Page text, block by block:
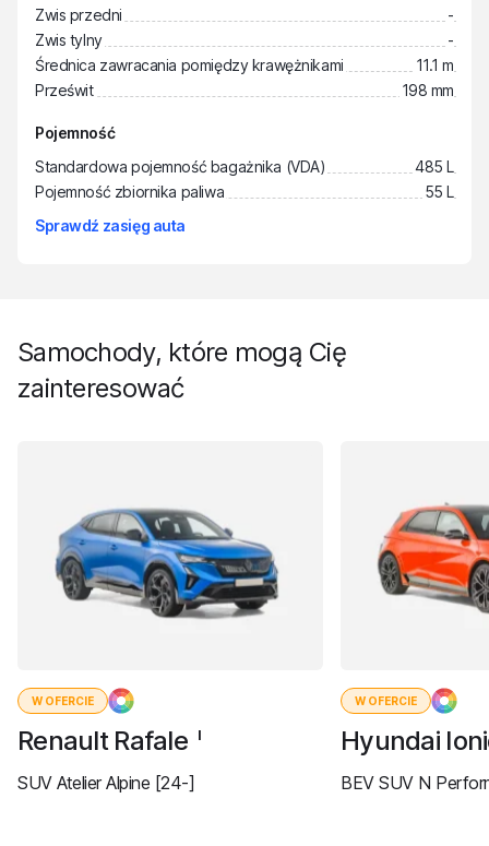
Zwis przedni
-
Zwis tylny
-
Średnica zawracania pomiędzy krawężnikami
11.1 m
Prześwit
198 mm
Pojemność
Standardowa pojemność bagażnika (VDA)
485 L
Pojemność zbiornika paliwa
55 L
Sprawdź zasięg auta
Samochody, które mogą Cię
zainteresować
W OFERCIE
Renault Rafale I
SUV Atelier Alpine [24-]
W OFERCIE
Hyundai
BEV SUV N